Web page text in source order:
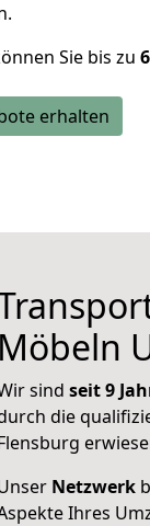
Sie bis zu
erhalten
Möbeln
sind seit 9
die
Netzwerk
Ihres